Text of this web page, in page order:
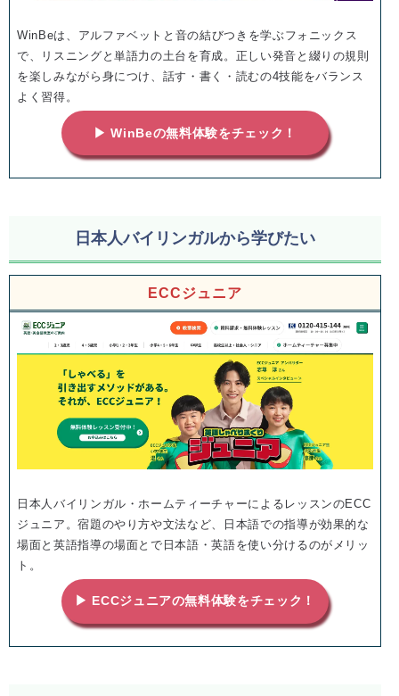
WinBeは、アルファベットと音の結びつきを学ぶフォニックス
で、リスニングと単語力の土台を育成。正しい発音と綴りの規則
を楽しみながら身につけ、話す・書く・読むの4技能をバランス
よく習得。
▶ WinBeの無料体験をチェック！
日本人バイリンガルから学びたい
ECCジュニア
日本人バイリンガル・ホームティーチャーによるレッスンのECC
ジュニア。宿題のやり方や文法など、日本語での指導が効果的な
場面と英語指導の場面とで日本語・英語を使い分けるのがメリッ
ト。
▶ ECCジュニアの無料体験をチェック！